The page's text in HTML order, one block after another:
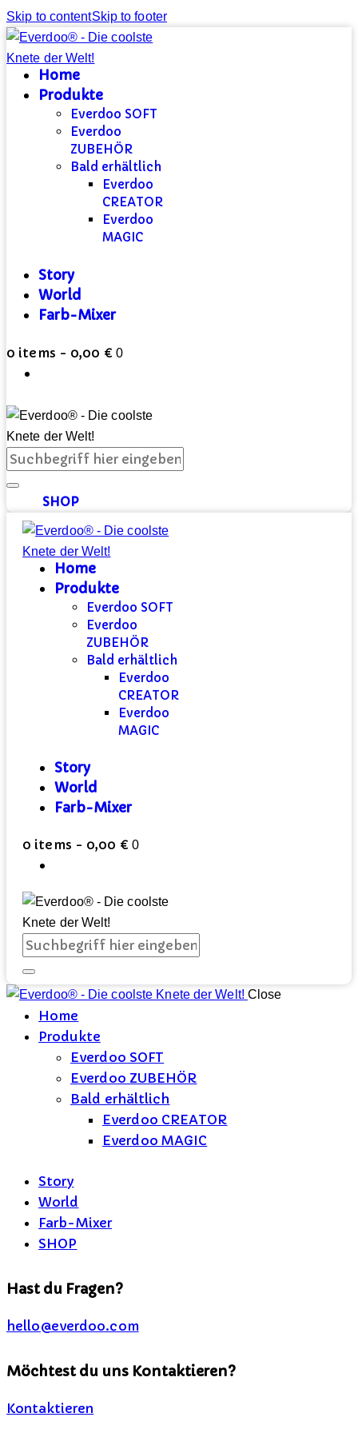
Skip to contentSkip to footer
Home
Produkte
Everdoo SOFT
Everdoo
ZUBEHÖR
Bald erhältlich
Everdoo
CREATOR
Everdoo
MAGIC
Story
World
Farb-Mixer
0 items - 0,00 € 0
SHOP
Home
Produkte
Everdoo SOFT
Everdoo
ZUBEHÖR
Bald erhältlich
Everdoo
CREATOR
Everdoo
MAGIC
Story
World
Farb-Mixer
0 items - 0,00 € 0
Close
Home
Produkte
Everdoo SOFT
Everdoo ZUBEHÖR
Bald erhältlich
Everdoo CREATOR
Everdoo MAGIC
Story
World
Farb-Mixer
SHOP
facebook-
instagram
tik-
Hast du Fragen?
hello@everdoo.com
Möchtest du uns Kontaktieren?
Kontaktieren